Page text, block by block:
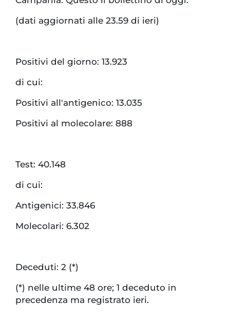
(dati aggiornati alle 23.59 di ieri)
Positivi del giorno: 13.923
di cui:
Positivi all'antigenico: 13.035
Positivi al molecolare: 888
Test: 40.148
di cui:
Antigenici: 33.846
Molecolari: 6.302
Deceduti: 2 (*)
(*) nelle ultime 48 ore; 1 deceduto in
precedenza ma registrato ieri.